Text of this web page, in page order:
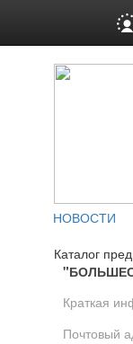
НОВОСТИ
Каталог
Краткая
Почтовый